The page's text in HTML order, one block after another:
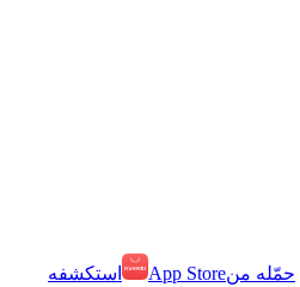
حمّله منApp Store
استكشفه